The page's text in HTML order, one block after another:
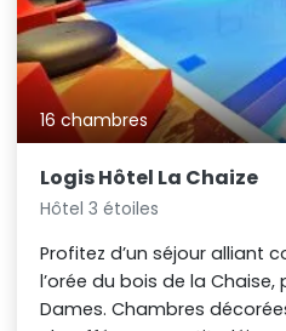
16 chambres
Logis Hôtel La Chaize
Hôtel 3 étoiles
Profitez d’un séjour alliant
l’orée du bois de la
Dames. Chambres